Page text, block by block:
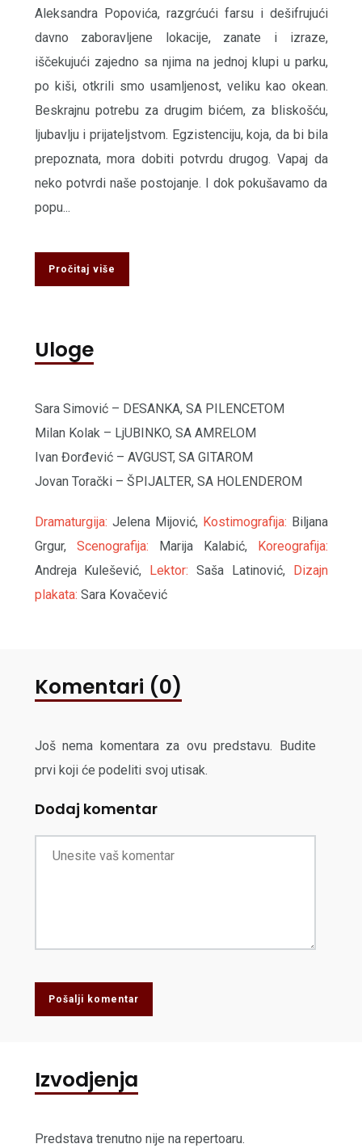
Aleksandra Popovića, razgrćući farsu i dešifrujući
davno zaboravljene lokacije, zanate i izraze,
iščekujući zajedno sa njima na jednoj klupi u parku,
po kiši, otkrili smo usamljenost, veliku kao okean.
Beskrajnu potrebu za drugim bićem, za bliskošću,
ljubavlju i prijateljstvom. Egzistenciju, koja, da bi bila
prepoznata, mora dobiti potvrdu drugog. Vapaj da
neko potvrdi naše postojanje. I dok pokušavamo da
popu...
Pročitaj više
Uloge
Sara Simović – DESANKA, SA PILENCETOM
Milan Kolak – LjUBINKO, SA AMRELOM
Ivan Đorđević – AVGUST, SA GITAROM
Jovan Torački – ŠPIJALTER, SA HOLENDEROM
Dramaturgija: Jelena Mijović, Kostimografija: Biljana
Grgur, Scenografija: Marija Kalabić,
Koreografija:
Andreja Kulešević,
Lektor: Saša Latinović,
Dizajn
plakata: Sara Kovačević
Komentari (0)
Još nema komentara za ovu predstavu. Budite
prvi koji će podeliti svoj utisak.
Dodaj komentar
Pošalji komentar
Izvodjenja
Predstava trenutno nije na repertoaru.